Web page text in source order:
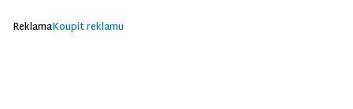
ReklamaKoupit reklamu